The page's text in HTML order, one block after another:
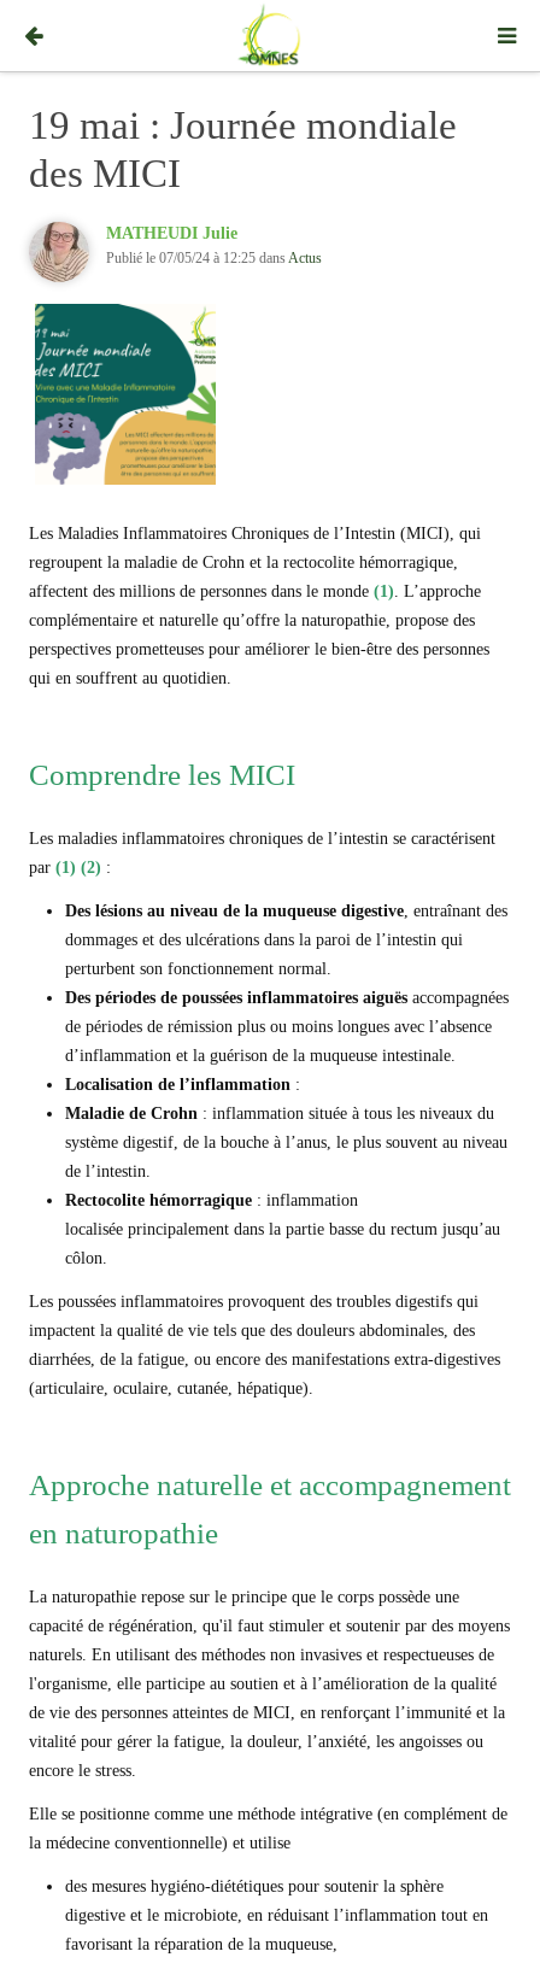
19 mai : Journée mondiale
des MICI
MATHEUDI Julie
Publié le 07/05/24 à 12:25 dansActus
Les Maladies Inflammatoires Chroniques de l’Intestin (MICI), qui
regroupent la maladie de Crohn et la rectocolite hémorragique,
affectent des millions de personnes dans le monde (1). L’approche
complémentaire et naturelle qu’offre la naturopathie, propose des
perspectives prometteuses pour améliorer le bien-être des personnes
qui en souffrent au quotidien.
Comprendre les MICI
Les maladies inflammatoires chroniques de l’intestin se caractérisent
par (1) (2) :
Des lésions au niveau de la muqueuse digestive, entraînant des
dommages et des ulcérations dans la paroi de l’intestin qui
perturbent son fonctionnement normal.
Des périodes de poussées inflammatoires aiguës accompagnées
de périodes de rémission plus ou moins longues avec l’absence
d’inflammation et la guérison de la muqueuse intestinale.
Localisation de l’inflammation :
Maladie de Crohn : inflammation située à tous les niveaux du
système digestif, de la bouche à l’anus, le plus souvent au niveau
de l’intestin.
Rectocolite hémorragique : inflammation
localisée principalement dans la partie basse du rectum jusqu’au
côlon.
Les poussées inflammatoires provoquent des troubles digestifs qui
impactent la qualité de vie tels que des douleurs abdominales, des
diarrhées, de la fatigue, ou encore des manifestations extra-digestives
(articulaire, oculaire, cutanée, hépatique).
Approche naturelle et accompagnement
en naturopathie
La naturopathie repose sur le principe que le corps possède une
capacité de régénération, qu'il faut stimuler et soutenir par des moyens
naturels. En utilisant des méthodes non invasives et respectueuses de
l'organisme, elle participe au soutien et à l’amélioration de la qualité
de vie des personnes atteintes de MICI, en renforçant l’immunité et la
vitalité pour gérer la fatigue, la douleur, l’anxiété, les angoisses ou
encore le stress.
Elle se positionne comme une méthode intégrative (en complément de
la médecine conventionnelle) et utilise
des mesures hygiéno-diététiques pour soutenir la sphère
digestive et le microbiote, en réduisant l’inflammation tout en
favorisant la réparation de la muqueuse,